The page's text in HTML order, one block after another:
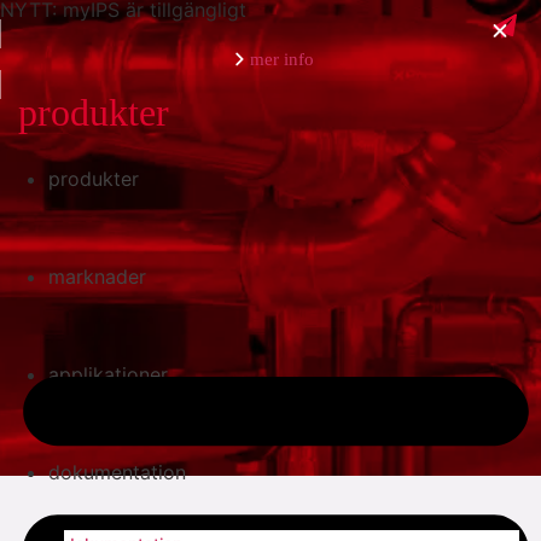
NYTT: myIPS är tillgängligt
mer info
stäng
produkter
marknader
applikationer
dokumentation
produkter